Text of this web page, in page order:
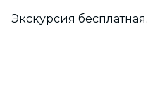
Экскурсия бесплатная.